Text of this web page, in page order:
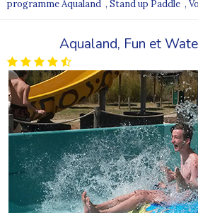
programme Aqualand , Stand up Paddle ,
Aqualand, Fun et